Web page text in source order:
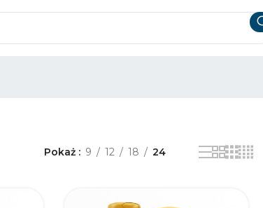
Pokaż 9 12 18 24